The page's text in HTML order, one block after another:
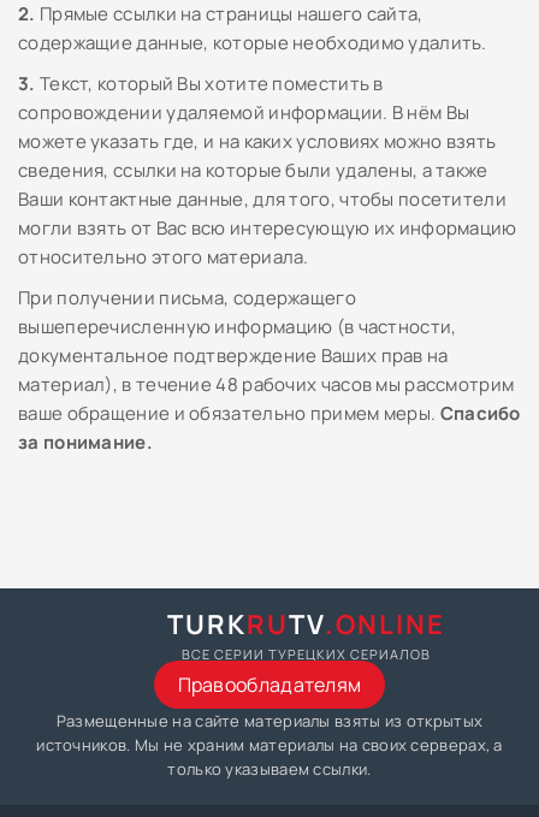
2. Прямые ссылки на страницы нашего сайта,
содержащие данные, которые необходимо удалить.
3. Текст, который Вы хотите поместить в
сопровождении удаляемой информации. В нём Вы
можете указать где, и на каких условиях можно взять
сведения, ссылки на которые были удалены, а также
Ваши контактные данные, для того, чтобы посетители
могли взять от Вас всю интересующую их информацию
относительно этого материала.
При получении письма, содержащего
вышеперечисленную информацию (в частности,
документальное подтверждение Ваших прав на
материал), в течение 48 рабочих часов мы рассмотрим
ваше обращение и обязательно примем меры. Спасибо
за понимание.
TURKRUTV.ONLINE
ВСЕ СЕРИИ ТУРЕЦКИХ СЕРИАЛОВ
Правообладателям
Размещенные на сайте материалы взяты из открытых
источников. Мы не храним материалы на своих серверах, а
только указываем ссылки.